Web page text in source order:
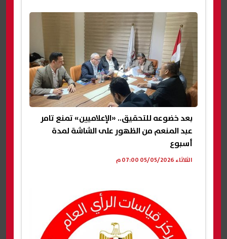
بعد خضوعه للتحقيق.. «الإعلاميين» تمنع تامر
عبد المنعم من الظهور على الشاشة لمدة
أسبوع
الثلاثاء 05/05/2026 07:00 م